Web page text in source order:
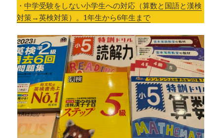
・中学受験をしない小学生への対応（算数と国語と漢検
対策→英検対策）。1年生から6年生まで